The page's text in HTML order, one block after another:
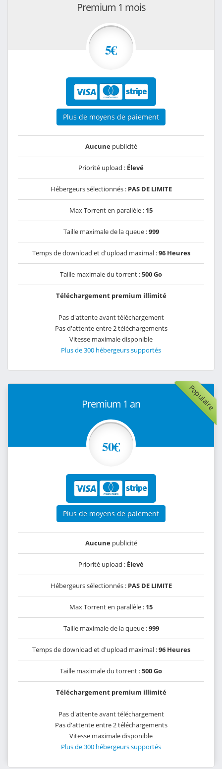
Premium 1 mois
5€
Plus de moyens de paiement
Aucunepublicité
Priorité upload : Élevé
Hébergeurs sélectionnés : PAS DE LIMITE
Max Torrent en parallèle : 15
Taille maximale de la queue :999
Temps de download et d'upload maximal :96 Heures
Taille maximale du torrent :500 Go
Téléchargement premium illimité
Pas d'attente avant téléchargement
Pas d'attente entre 2 téléchargements
Vitesse maximale disponible
Plus de 300 hébergeurs supportés
Populaire
Premium 1 an
50€
Plus de moyens de paiement
Aucunepublicité
Priorité upload : Élevé
Hébergeurs sélectionnés : PAS DE LIMITE
Max Torrent en parallèle : 15
Taille maximale de la queue :999
Temps de download et d'upload maximal :96 Heures
Taille maximale du torrent :500 Go
Téléchargement premium illimité
Pas d'attente avant téléchargement
Pas d'attente entre 2 téléchargements
Vitesse maximale disponible
Plus de 300 hébergeurs supportés